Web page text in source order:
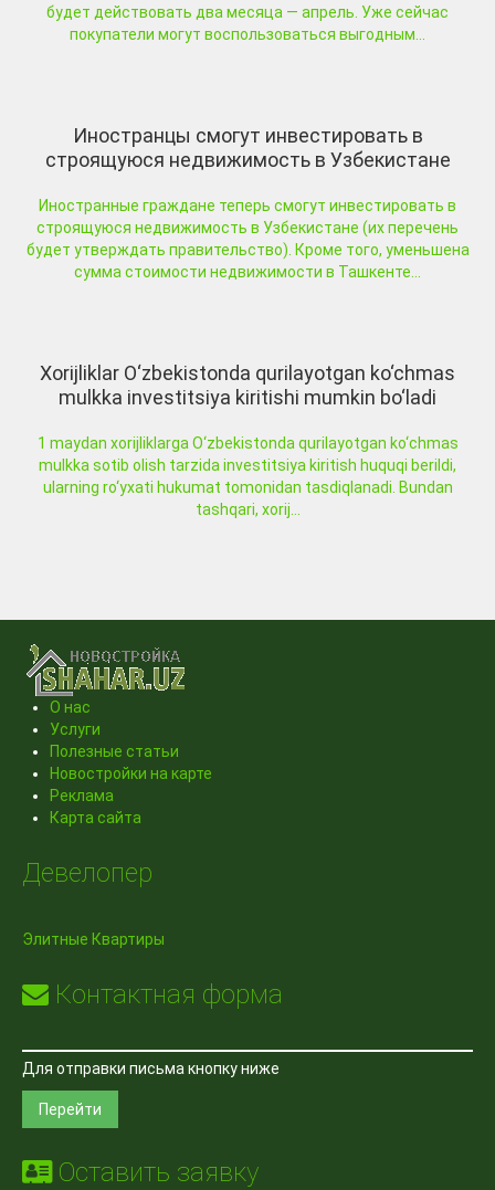
будет действовать два месяца — апрель. Уже сейчас
покупатели могут воспользоваться выгодным...
Иностранцы смогут инвестировать в
строящуюся недвижимость в Узбекистане
Иностранные граждане теперь смогут инвестировать в
строящуюся недвижимость в Узбекистане (их перечень
будет утверждать правительство). Кроме того, уменьшена
сумма стоимости недвижимости в Ташкенте...
Xorijliklar O‘zbekistonda qurilayotgan ko‘chmas
mulkka investitsiya kiritishi mumkin bo‘ladi
1 maydan xorijliklarga O‘zbekistonda qurilayotgan ko‘chmas
mulkka sotib olish tarzida investitsiya kiritish huquqi berildi,
ularning ro‘yxati hukumat tomonidan tasdiqlanadi. Bundan
tashqari, xorij...
О нас
Услуги
Полезные статьи
Новостройки на карте
Реклама
Карта сайта
Девелопер
Элитные Квартиры
Контактная форма
Для отправки письма кнопку ниже
Перейти
Оставить заявку